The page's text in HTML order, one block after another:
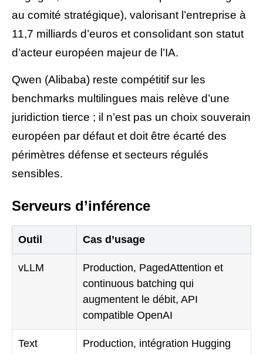
au comité stratégique), valorisant l’entreprise à
11,7 milliards d’euros et consolidant son statut
d’acteur européen majeur de l’IA.
Qwen (Alibaba) reste compétitif sur les
benchmarks multilingues mais relève d’une
juridiction tierce ; il n’est pas un choix souverain
européen par défaut et doit être écarté des
périmètres défense et secteurs régulés
sensibles.
Serveurs d’inférence
Outil Cas d’usage
vLLM
Production, PagedAttention et
continuous batching qui
augmentent le débit, API
compatible OpenAI
Text
Production, intégration Hugging